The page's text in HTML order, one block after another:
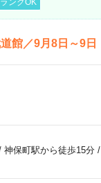
館／9月8日～9日
神保町駅から徒歩15分/